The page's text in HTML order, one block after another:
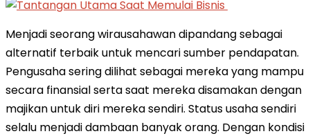
Menjadi seorang wirausahawan dipandang sebagai
alternatif terbaik untuk mencari sumber pendapatan.
Pengusaha sering dilihat sebagai mereka yang mampu
secara finansial serta saat mereka disamakan dengan
majikan untuk diri mereka sendiri. Status usaha sendiri
selalu menjadi dambaan banyak orang. Dengan kondisi